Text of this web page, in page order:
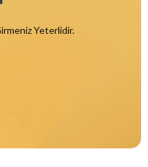
Yeterlidir.